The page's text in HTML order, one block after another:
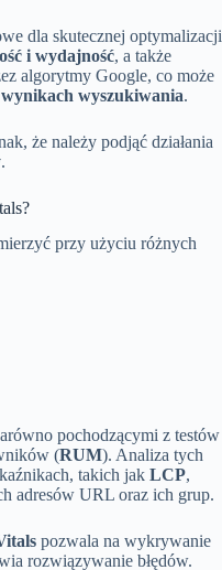
dla skutecznej optymalizacji
i wydajność, a także
algorytmy Google, co może
wyszukiwania.
że należy podjąć działania
.
przy użyciu różnych
pochodzącymi z testów
(RUM). Analiza tych
takich jak LCP,
adresów URL oraz ich grup.
pozwala na wykrywanie
rozwiązywanie błędów.